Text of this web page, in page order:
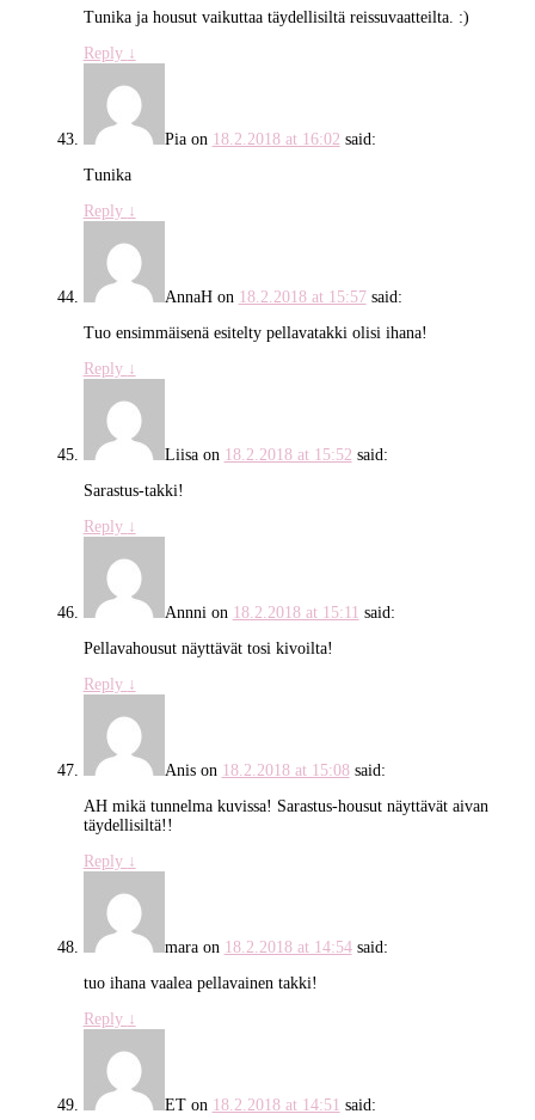
Tunika ja housut vaikuttaa täydellisiltä reissuvaatteilta. :)
Reply ↓
Piaon 18.2.2018 at 16:02 said:
Tunika
Reply ↓
AnnaHon 18.2.2018 at 15:57 said:
Tuo ensimmäisenä esitelty pellavatakki olisi ihana!
Reply ↓
Liisaon 18.2.2018 at 15:52 said:
Sarastus-takki!
Reply ↓
Annnion 18.2.2018 at 15:11 said:
Pellavahousut näyttävät tosi kivoilta!
Reply ↓
Anison 18.2.2018 at 15:08 said:
AH mikä tunnelma kuvissa! Sarastus-housut näyttävät aivan
täydellisiltä!!
Reply ↓
maraon 18.2.2018 at 14:54 said:
tuo ihana vaalea pellavainen takki!
Reply ↓
ETon 18.2.2018 at 14:51 said: